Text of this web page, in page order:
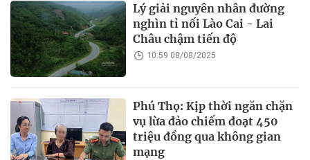
Lý giải nguyên nhân đường
nghìn tỉ nối Lào Cai - Lai
Châu chậm tiến độ
10:59 08/08/2025
Phú Thọ: Kịp thời ngăn chặn
vụ lừa đảo chiếm đoạt 450
triệu đồng qua không gian
mạng